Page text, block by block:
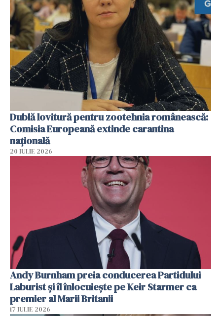
Dublă lovitură pentru zootehnia românească:
Comisia Europeană extinde carantina
națională
20 IULIE 2026
Andy Burnham preia conducerea Partidului
Laburist și îl înlocuiește pe Keir Starmer ca
premier al Marii Britanii
17 IULIE 2026